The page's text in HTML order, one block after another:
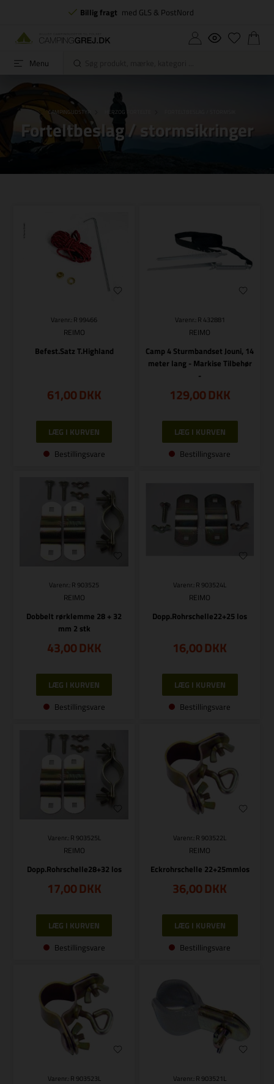
Billig fragt med GLS & PostNord
Menu
FORSIDE CAMPINGUDSTYR HERZOG FORTELTE
Forteltbeslag / stormsikringer
Varenr.: R 99466
REIMO
Befest.Satz T.Highland
61,00DKK
Bestillingsvare
Varenr.: R 432881
REIMO
Camp 4 Sturmbandset Jouni, 14
meter lang - Markise Tilbehør
-
129,00DKK
Bestillingsvare
Varenr.: R 903525
REIMO
Dobbelt rørklemme 28 + 32
mm 2 stk
43,00DKK
Bestillingsvare
Varenr.: R 903524L
REIMO
Dopp.Rohrschelle22+25 los
16,00DKK
Bestillingsvare
Varenr.: R 903525L
REIMO
Dopp.Rohrschelle28+32 los
17,00DKK
Bestillingsvare
Varenr.: R 903522L
REIMO
Eckrohrschelle 22+25mmlos
36,00DKK
Bestillingsvare
Varenr.: R 903523L Varenr.: R 903521L